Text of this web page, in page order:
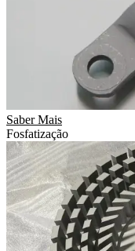
Saber Mais
Fosfatização